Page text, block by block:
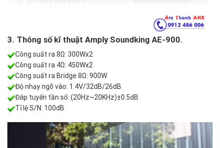
3. Thông số kĩ thuật Amply Soundking AE-900.
Công suất ra 8Ω: 300Wx2
Công suất ra 4Ω: 450Wx2
Công suất ra Bridge 8Ω: 900W
Độ nhạy ngõ vào: 1.4V/32dB/26dB
Đáp tuyến tần số: (20Hz~20KHz)±0.5dB
Tỉ lệ S/N: 100dB